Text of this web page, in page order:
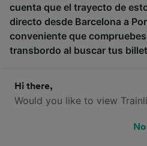
cuenta que el trayecto de
directo desde Barcelona a
conveniente que
transbordo al buscar tus
AVE Renfe
Hi there,
Would you like to view
No